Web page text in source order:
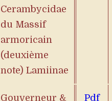
Cerambycidae
du Massif
armoricain
(deuxième
note) Lamiinae
Gouverneur &
Pdf